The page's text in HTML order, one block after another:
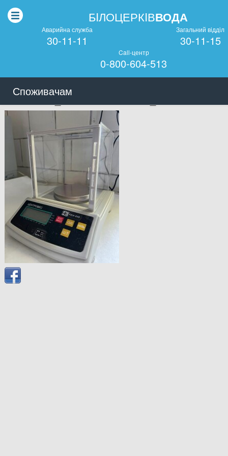
БIЛОЦЕРКIВВОДА
Аварийна служба
30-11-11
Загальний вiддiл
30-11-15
Call-центр
0-800-604-513
Споживачам